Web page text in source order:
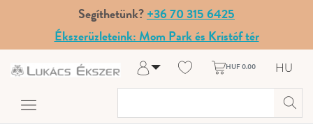
Segíthetünk?+36 70 315 6425
Ékszerüzleteink: Mom Park és Kristóf tér
Belépés
A fiókom
HUF 0.00 HU